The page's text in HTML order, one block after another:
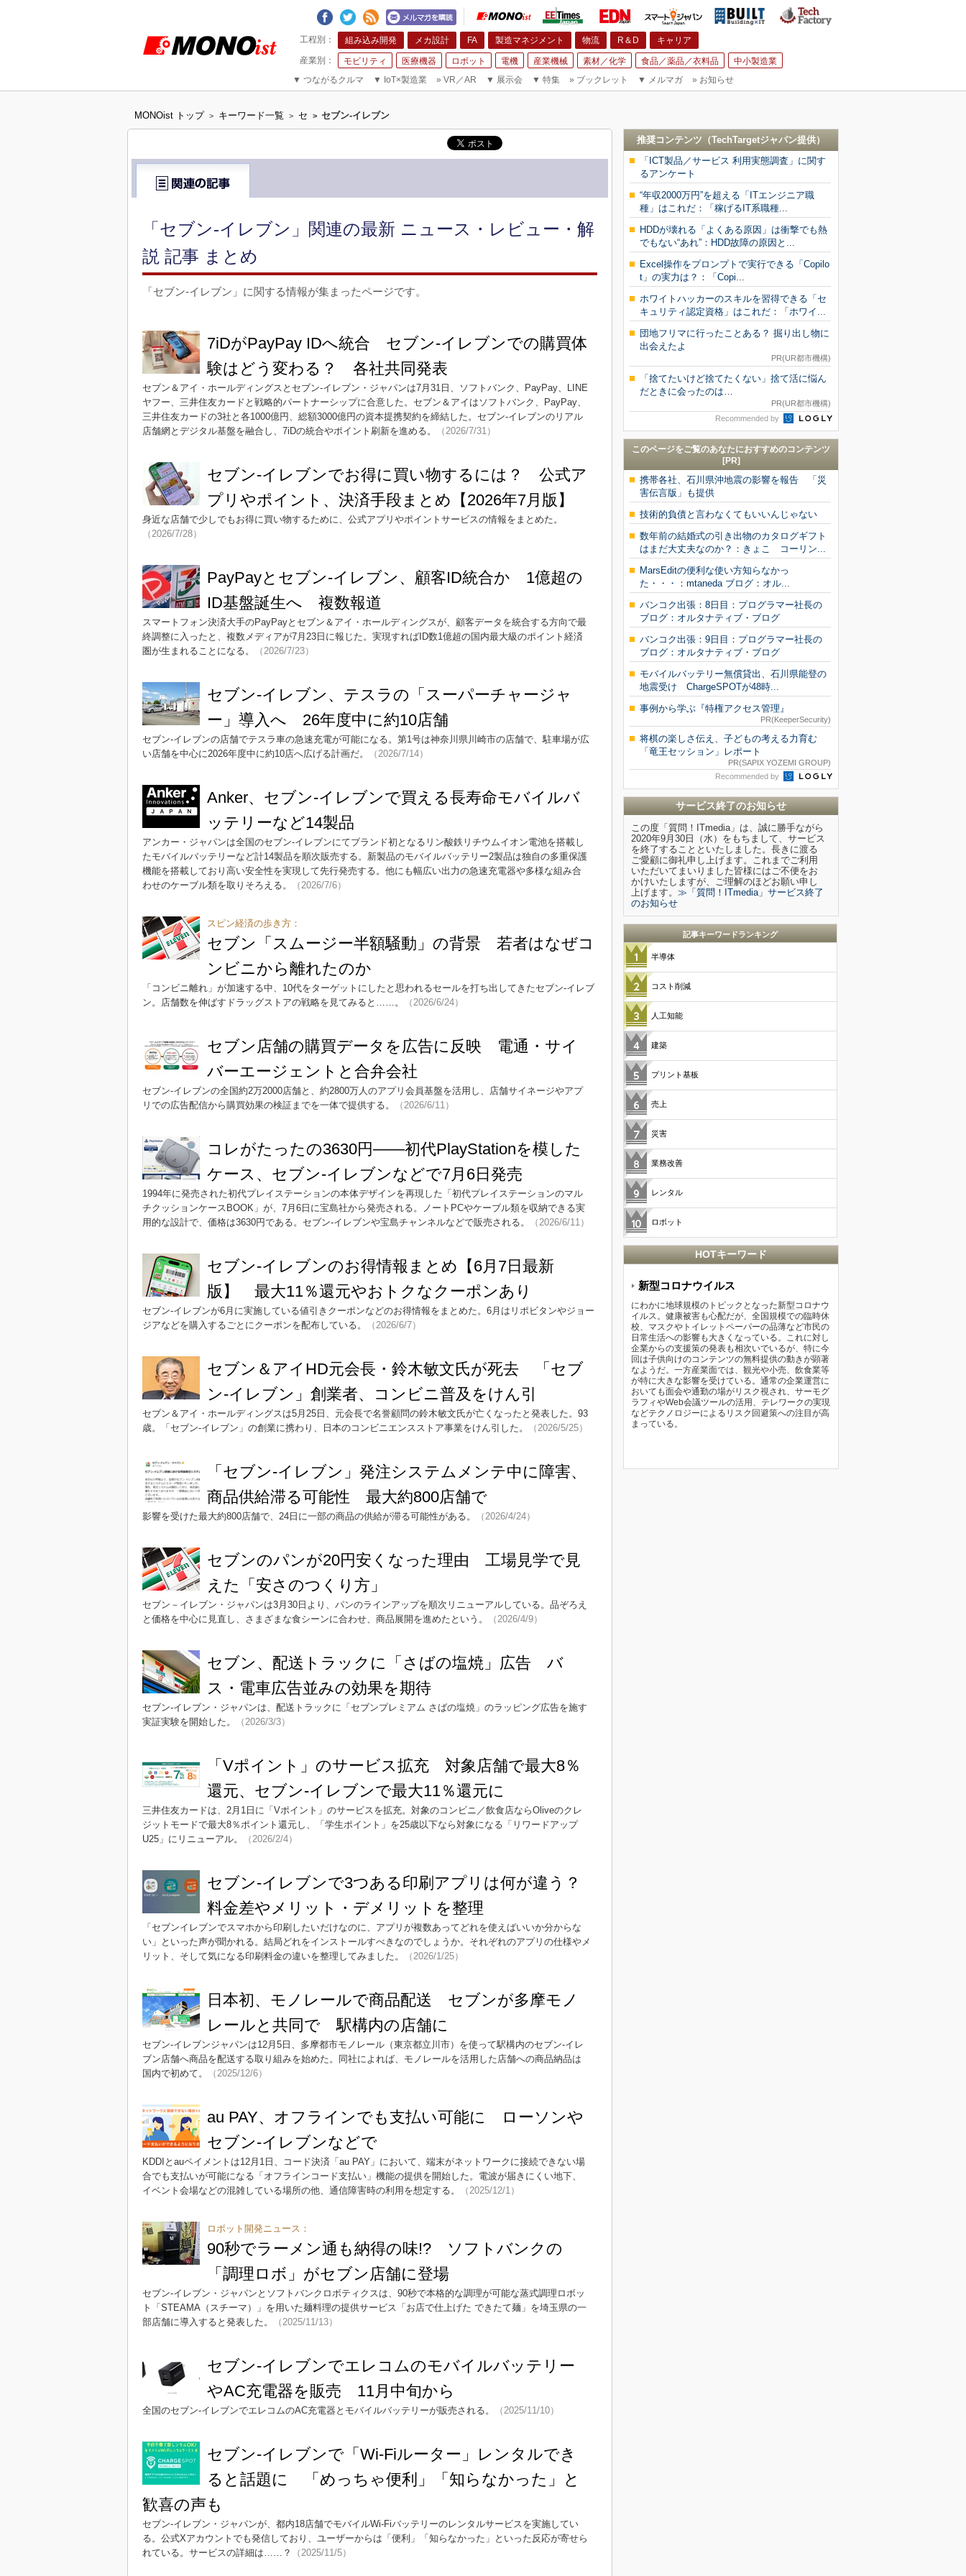
組み込み開発 メカ設計 FA 製造マネジメント 物流 R＆D キャリア
モビリティ 医療機器 ロボット 電機 産業機械 素材／化学 食品／薬品／衣料品
中小製造業
▼ つながるクルマ ▼ IoT×製造業 » VR／AR ▼ 展示会 ▼ 特集 » ブックレット ▼ メルマガ » お知らせ
MONOist トップ > キーワード一覧 > セ > セブン-イレブン
「セブン-イレブン」関連の最新 ニュース・レビュー・解
説 記事 まとめ
「セブン-イレブン」に関する情報が集まったページです。
7iDがPayPay IDへ統合 セブン-イレブンでの購買体
験はどう変わる？ 各社共同発表
セブン＆アイ・ホールディングスとセブン-イレブン・ジャパンは7月31日、ソフトバンク、PayPay、LINE
ヤフー、三井住友カードと戦略的パートナーシップに合意した。セブン＆アイはソフトバンク、PayPay、
三井住友カードの3社と各1000億円、総額3000億円の資本提携契約を締結した。セブン-イレブンのリアル
店舗網とデジタル基盤を融合し、7iDの統合やポイント刷新を進める。
（2026/7/31）
セブン-イレブンでお得に買い物するには？ 公式ア
プリやポイント、決済手段まとめ【2026年7月版】
身近な店舗で少しでもお得に買い物するために、公式アプリやポイントサービスの情報をまとめた。
（2026/7/28）
PayPayとセブン-イレブン、顧客ID統合か 1億超の
ID基盤誕生へ 複数報道
スマートフォン決済大手のPayPayとセブン＆アイ・ホールディングスが、顧客データを統合する方向で最
終調整に入ったと、複数メディアが7月23日に報じた。実現すればID数1億超の国内最大級のポイント経済
圏が生まれることになる。
（2026/7/23）
セブン-イレブン、テスラの「スーパーチャージャ
ー」導入へ 26年度中に約10店舗
セブン-イレブンの店舗でテスラ車の急速充電が可能になる。第1号は神奈川県川崎市の店舗で、駐車場が広
い店舗を中心に2026年度中に約10店へ広げる計画だ。
（2026/7/14）
Anker、セブン-イレブンで買える長寿命モバイルバ
ッテリーなど14製品
アンカー・ジャパンは全国のセブン-イレブンにてブランド初となるリン酸鉄リチウムイオン電池を搭載し
たモバイルバッテリーなど計14製品を順次販売する。新製品のモバイルバッテリー2製品は独自の多重保護
機能を搭載しており高い安全性を実現して先行発売する。他にも幅広い出力の急速充電器や多様な組み合
わせのケーブル類を取りそろえる。
（2026/7/6）
スピン経済の歩き方：
セブン「スムージー半額騒動」の背景 若者はなぜコ
ンビニから離れたのか
「コンビニ離れ」が加速する中、10代をターゲットにしたと思われるセールを打ち出してきたセブン-イレブ
ン。店舗数を伸ばすドラッグストアの戦略を見てみると……。
（2026/6/24）
セブン店舗の購買データを広告に反映 電通・サイ
バーエージェントと合弁会社
セブン-イレブンの全国約2万2000店舗と、約2800万人のアプリ会員基盤を活用し、店舗サイネージやアプ
リでの広告配信から購買効果の検証までを一体で提供する。
（2026/6/11）
コレがたったの3630円――初代PlayStationを模した
ケース、セブン-イレブンなどで7月6日発売
1994年に発売された初代プレイステーションの本体デザインを再現した「初代プレイステーションのマル
チクッションケースBOOK」が、7月6日に宝島社から発売される。ノートPCやケーブル類を収納できる実
用的な設計で、価格は3630円である。セブン-イレブンや宝島チャンネルなどで販売される。
（2026/6/11）
セブン-イレブンのお得情報まとめ【6月7日最新
版】 最大11％還元やおトクなクーポンあり
セブン-イレブンが6月に実施している値引きクーポンなどのお得情報をまとめた。6月はリポビタンやジョー
ジアなどを購入するごとにクーポンを配布している。
（2026/6/7）
セブン＆アイHD元会長・鈴木敏文氏が死去 「セブ
ン-イレブン」創業者、コンビニ普及をけん引
セブン＆アイ・ホールディングスは5月25日、元会長で名誉顧問の鈴木敏文氏が亡くなったと発表した。93
歳。「セブン-イレブン」の創業に携わり、日本のコンビニエンスストア事業をけん引した。
（2026/5/25）
「セブン-イレブン」発注システムメンテ中に障害、
商品供給滞る可能性 最大約800店舗で
影響を受けた最大約800店舗で、24日に一部の商品の供給が滞る可能性がある。 （2026/4/24）
セブンのパンが20円安くなった理由 工場見学で見
えた「安さのつくり方」
セブン－イレブン・ジャパンは3月30日より、パンのラインアップを順次リニューアルしている。品ぞろえ
と価格を中心に見直し、さまざまな食シーンに合わせ、商品展開を進めたという。
（2026/4/9）
セブン、配送トラックに「さばの塩焼」広告 バ
ス・電車広告並みの効果を期待
セブン-イレブン・ジャパンは、配送トラックに「セブンプレミアム さばの塩焼」のラッピング広告を施す
実証実験を開始した。
（2026/3/3）
「Vポイント」のサービス拡充 対象店舗で最大8％
還元、セブン-イレブンで最大11％還元に
三井住友カードは、2月1日に「Vポイント」のサービスを拡充。対象のコンビニ／飲食店ならOliveのクレ
ジットモードで最大8％ポイント還元し、「学生ポイント」を25歳以下なら対象になる「リワードアップ
U25」にリニューアル。
（2026/2/4）
セブン-イレブンで3つある印刷アプリは何が違う？
料金差やメリット・デメリットを整理
「セブンイレブンでスマホから印刷したいだけなのに、アプリが複数あってどれを使えばいいか分からな
い」といった声が聞かれる。結局どれをインストールすべきなのでしょうか。それぞれのアプリの仕様やメ
リット、そして気になる印刷料金の違いを整理してみました。
（2026/1/25）
日本初、モノレールで商品配送 セブンが多摩モノ
レールと共同で 駅構内の店舗に
セブン-イレブンジャパンは12月5日、多摩都市モノレール（東京都立川市）を使って駅構内のセブン‐イレ
ブン店舗へ商品を配送する取り組みを始めた。同社によれば、モノレールを活用した店舗への商品納品は
国内で初めて。
（2025/12/6）
au PAY、オフラインでも支払い可能に ローソンや
セブン-イレブンなどで
KDDIとauペイメントは12月1日、コード決済「au PAY」において、端末がネットワークに接続できない場
合でも支払いが可能になる「オフラインコード支払い」機能の提供を開始した。電波が届きにくい地下、
イベント会場などの混雑している場所の他、通信障害時の利用を想定する。
（2025/12/1）
ロボット開発ニュース：
90秒でラーメン通も納得の味!? ソフトバンクの
「調理ロボ」がセブン店舗に登場
セブン-イレブン・ジャパンとソフトバンクロボティクスは、90秒で本格的な調理が可能な蒸式調理ロボッ
ト「STEAMA（スチーマ）」を用いた麺料理の提供サービス「お店で仕上げた できたて麺」を埼玉県の一
部店舗に導入すると発表した。
（2025/11/13）
セブン-イレブンでエレコムのモバイルバッテリー
やAC充電器を販売 11月中旬から
全国のセブン-イレブンでエレコムのAC充電器とモバイルバッテリーが販売される。 （2025/11/10）
セブン-イレブンで「Wi-Fiルーター」レンタルでき
ると話題に 「めっちゃ便利」「知らなかった」と
歓喜の声も
セブン-イレブン・ジャパンが、都内18店舗でモバイルWi-Fiバッテリーのレンタルサービスを実施してい
る。公式Xアカウントでも発信しており、ユーザーからは「便利」「知らなかった」といった反応が寄せら
れている。サービスの詳細は……？
（2025/11/5）
推奨コンテンツ（TechTargetジャパン提供）
「ICT製品／サービス 利用実態調査」に関す
るアンケート
“年収2000万円”を超える「ITエンジニア職
種」はこれだ：「稼げるIT系職種...
HDDが壊れる「よくある原因」は衝撃でも熱
でもない“あれ”：HDD故障の原因と...
Excel操作をプロンプトで実行できる「Copilo
t」の実力は？：「Copi...
ホワイトハッカーのスキルを習得できる「セ
キュリティ認定資格」はこれだ：「ホワイ...
団地フリマに行ったことある？ 掘り出し物に
出会えたよ
PR(UR都市機構)
「捨てたいけど捨てたくない」捨て活に悩ん
だときに会ったのは…
PR(UR都市機構)
Recommended by
このページをご覧のあなたにおすすめのコンテンツ
[PR]
携帯各社、石川県沖地震の影響を報告 「災
害伝言版」も提供
技術的負債と言わなくてもいいんじゃない
数年前の結婚式の引き出物のカタログギフト
はまだ大丈夫なのか？：きょこ コーリン...
MarsEditの便利な使い方知らなかっ
た・・・：mtaneda ブログ：オル...
バンコク出張：8日目：プログラマー社長の
ブログ：オルタナティブ・ブログ
バンコク出張：9日目：プログラマー社長の
ブログ：オルタナティブ・ブログ
モバイルバッテリー無償貸出、石川県能登の
地震受け ChargeSPOTが48時...
事例から学ぶ『特権アクセス管理』
PR(KeeperSecurity)
将棋の楽しさ伝え、子どもの考える力育む
「竜王セッション」レポート
PR(SAPIX YOZEMI GROUP)
Recommended by
サービス終了のお知らせ
この度「質問！ITmedia」は、誠に勝手ながら
2020年9月30日（水）をもちまして、サービス
を終了することといたしました。長きに渡る
ご愛顧に御礼申し上げます。これまでご利用
いただいてまいりました皆様にはご不便をお
かけいたしますが、ご理解のほどお願い申し
上げます。 ≫「質問！ITmedia」サービス終了
のお知らせ
記事キーワードランキング
半導体
コスト削減
人工知能
建築
プリント基板
売上
災害
業務改善
レンタル
ロボット
HOTキーワード
新型コロナウイルス
にわかに地球規模のトピックとなった新型コロナウ
イルス。健康被害も心配だが、全国規模での臨時休
校、マスクやトイレットペーパーの品薄など市民の
日常生活への影響も大きくなっている。これに対し
企業からの支援策の発表も相次いでいるが、特に今
回は子供向けのコンテンツの無料提供の動きが顕著
なようだ。一方産業面では、観光や小売、飲食業等
が特に大きな影響を受けている。通常の企業運営に
おいても面会や通勤の場がリスク視され、サーモグ
ラフィやWeb会議ツールの活用、テレワークの実現
などテクノロジーによるリスク回避策への注目が高
まっている。